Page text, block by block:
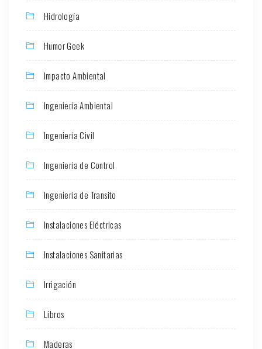
Hidrología
Humor Geek
Impacto Ambiental
Ingeniería Ambiental
Ingeniería Civil
Ingeniería de Control
Ingeniería de Transito
Instalaciones Eléctricas
Instalaciones Sanitarias
Irrigación
Libros
Maderas